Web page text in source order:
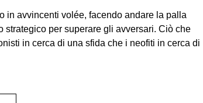
in avvincenti volée, facendo andare la palla
per superare gli avversari. Ciò che
in cerca di una sfida che i neofiti in cerca di